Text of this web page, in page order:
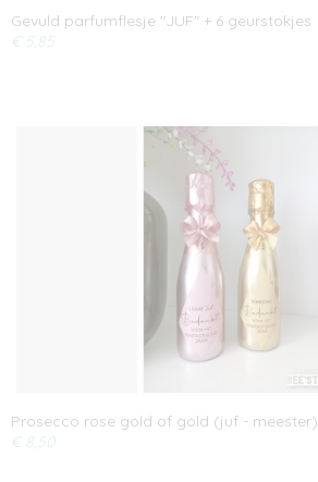
Gevuld parfumflesje "JUF" + 6 geurstokjes
€ 5,85
Prosecco rose gold of gold (juf - meester)
€ 8,50